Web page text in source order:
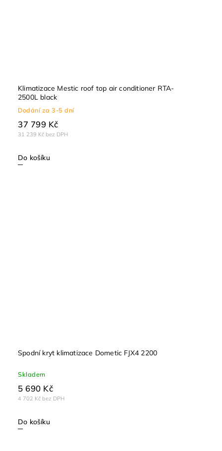
Klimatizace Mestic roof top air conditioner RTA-
2500L black
Dodání za 3-5 dní
31 239 Kč bez DPH
37 799 Kč
Do košíku
Spodní kryt klimatizace Dometic FJX4 2200
Skladem
4 702 Kč bez DPH
5 690 Kč
Do košíku